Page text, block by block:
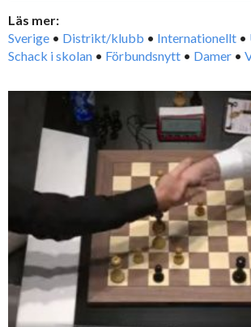
Läs mer:
Sverige • Distrikt/klubb • Internationellt •
Schack i skolan • Förbundsnytt • Damer •